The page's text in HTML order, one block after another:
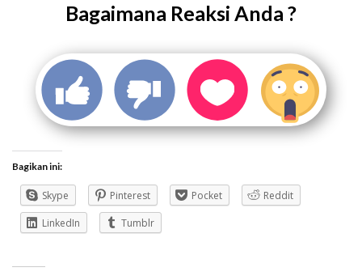
Bagaimana Reaksi Anda ?
Bagikan ini:
Skype Pinterest Pocket
Reddit
LinkedIn
Tumblr